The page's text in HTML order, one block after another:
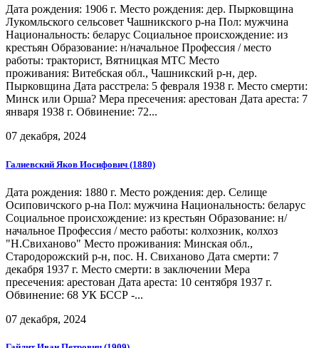
Дата рождения: 1906 г. Место рождения: дер. Пырковщина
Лукомльского сельсовет Чашникского р-на Пол: мужчина
Национальность: беларус Социальное происхождение: из
крестьян Образование: н/начальное Профессия / место
работы: тракторист, Вятницкая МТС Место
проживания: Витебская обл., Чашникский р-н, дер.
Пырковщина Дата расстрела: 5 февраля 1938 г. Место смерти:
Минск или Орша? Мера пресечения: арестован Дата ареста: 7
января 1938 г. Обвинение: 72...
07 декабря, 2024
Галиевский Яков Иосифович (1880)
Дата рождения: 1880 г. Место рождения: дер. Селище
Осиповичского р-на Пол: мужчина Национальность: беларус
Социальное происхождение: из крестьян Образование: н/
начальное Профессия / место работы: колхозник, колхоз
"Н.Свиханово" Место проживания: Минская обл.,
Стародорожский р-н, пос. Н. Свиханово Дата смерти: 7
декабря 1937 г. Место смерти: в заключении Мера
пресечения: арестован Дата ареста: 10 сентября 1937 г.
Обвинение: 68 УК БССР -...
07 декабря, 2024